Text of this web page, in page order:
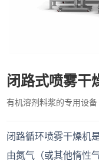
闭路式喷雾干
有机溶剂料浆的专用设备
闭路循环喷雾干燥机
由氮气（或其他惰性